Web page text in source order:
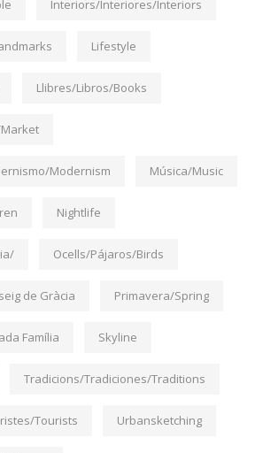
Interiors/Interiores/Interiors
Lifestyle
Llibres/Libros/Books
Modernism Música/Music
Nightlife
Ocells/Pájaros/Birds
de Gràcia Primavera/Spring
Família Skyline
Tradicions/Tradiciones/Traditions
Tourists Urbansketching